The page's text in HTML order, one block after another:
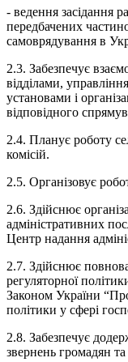
- ведення засідання
передбачених
самоврядування в
2.3. Забезпечує
відділами,
установами і
відповідного
2.4. Планує роботу
комісій.
2.5. Організовує
2.6. Здійснює
адміністративних
Центр надання
2.7. Здійснює
регуляторної
Законом України
політики у сфері
2.8. Забезпечує
звернень громадян